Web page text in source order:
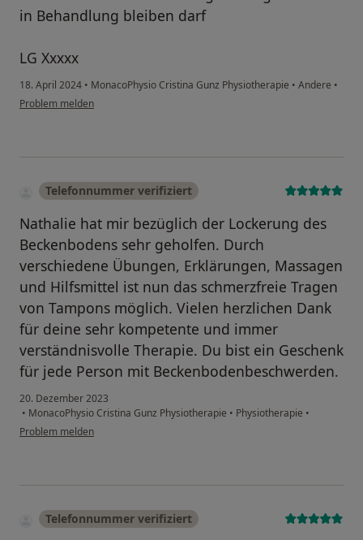
in Behandlung bleiben darf
LG Xxxxx
18. April 2024 • MonacoPhysio Cristina Gunz Physiotherapie • Andere •
Problem melden
Telefonnummer verifiziert
Nathalie hat mir bezüglich der Lockerung des
Beckenbodens sehr geholfen. Durch
verschiedene Übungen, Erklärungen, Massagen
und Hilfsmittel ist nun das schmerzfreie Tragen
von Tampons möglich. Vielen herzlichen Dank
für deine sehr kompetente und immer
verständnisvolle Therapie. Du bist ein Geschenk
für jede Person mit Beckenbodenbeschwerden.
20. Dezember 2023
• MonacoPhysio Cristina Gunz Physiotherapie • Physiotherapie •
Problem melden
Telefonnummer verifiziert